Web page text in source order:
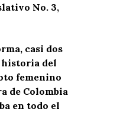
No. 3,
casi dos
historia del
femenino
de Colombia
en todo el